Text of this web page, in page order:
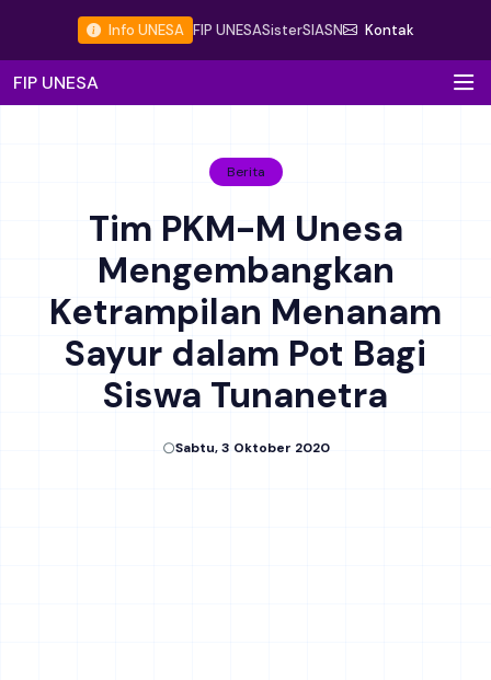
Info UNESA FIP UNESASisterSIASN Kontak
FIP UNESA
Berita
Tim PKM-M Unesa
Mengembangkan
Ketrampilan Menanam
Sayur dalam Pot Bagi
Siswa Tunanetra
Sabtu, 3 Oktober 2020